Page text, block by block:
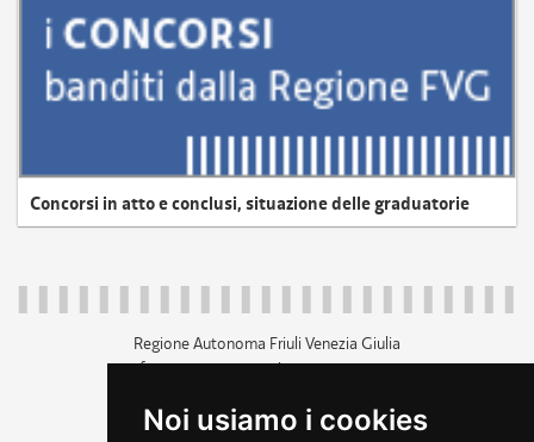
Noi usiamo i cookies
Concorsi in atto e conclusi, situazione delle graduatorie
Regione Autonoma Friuli Venezia Giulia
c.f. 80014930327; p.iva 00526040324
+39 040 3771111